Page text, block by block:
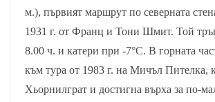
м.), първият маршрут по северната
1931 г. от Франц и Тони Шмит. Той
8.00 ч. и катери при -7°C. В горната
към тура от 1983 г. на Мичъл Пителка,
Хьорнилграт и достигна върха за по-